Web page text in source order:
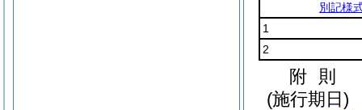
別記様
1
2
附 則
(施行期日)